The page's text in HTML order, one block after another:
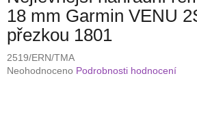
18 mm Garmin VENU
přezkou 1801
2519/ERN/TMA
Průměrné
Neohodnoceno Podrobnosti hodnocení